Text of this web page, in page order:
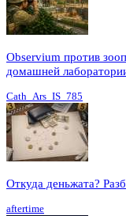
Observium против
домашней
Cath_Ars_IS_785
Откуда деньжата?
aftertime